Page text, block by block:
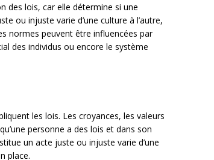
des lois, car elle détermine si une
ou injuste varie d’une culture à l’autre,
normes peuvent être influencées par
des individus ou encore le système
les lois. Les croyances, les valeurs
personne a des lois et dans son
un acte juste ou injuste varie d’une
place.